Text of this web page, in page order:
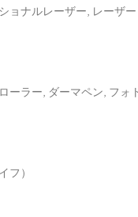
ョナルレーザー, レーザ
ーラー, ダーマペン, フ
フ）